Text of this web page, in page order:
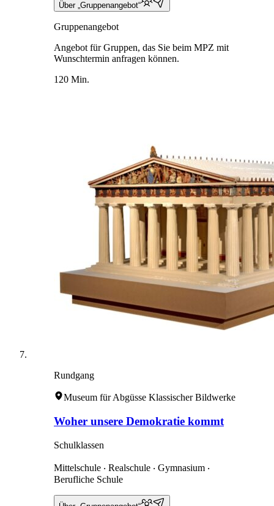
Über „Gruppenangebot“
Gruppenangebot
Angebot für Gruppen, das Sie beim MPZ mit
Wunschtermin anfragen können.
120 Min.
Rundgang
Museum für Abgüsse Klassischer Bildwerke
Woher unsere Demokratie kommt
Schulklassen
Mittelschule ‧ Realschule ‧ Gymnasium ‧
Berufliche Schule